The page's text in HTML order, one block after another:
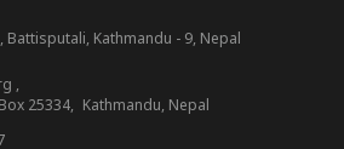
Battisputali, Kathmandu - 9, Nepal
,
25334, Kathmandu, Nepal